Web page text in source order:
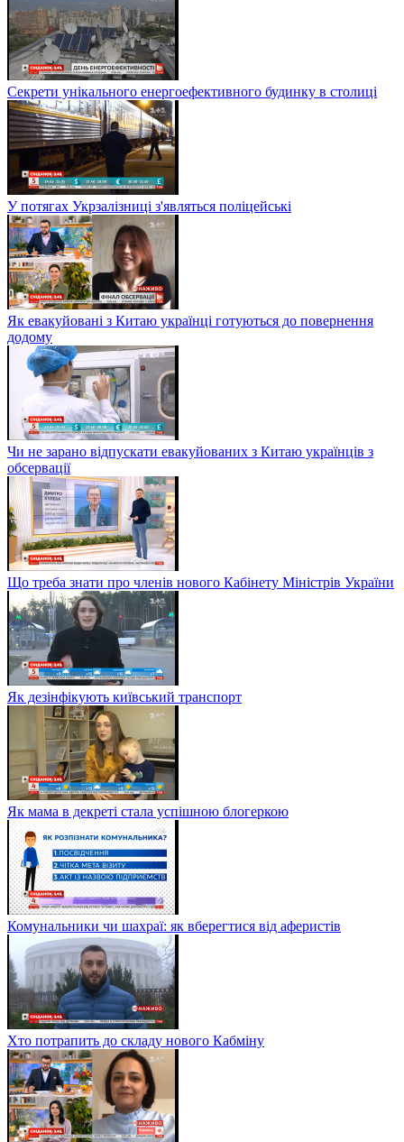
Секрети унікального енергоефективного будинку в столиці
У потягах Укрзалізниці з'являться поліцейські
Як евакуйовані з Китаю українці готуються до повернення
додому
Чи не зарано відпускати евакуйованих з Китаю українців з
обсервації
Що треба знати про членів нового Кабінету Міністрів України
Як дезінфікують київський транспорт
Як мама в декреті стала успішною блогеркою
Комунальники чи шахраї: як вберегтися від аферистів
Хто потрапить до складу нового Кабміну